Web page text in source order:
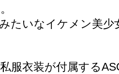
たいなイケメン美
服衣装が付属する